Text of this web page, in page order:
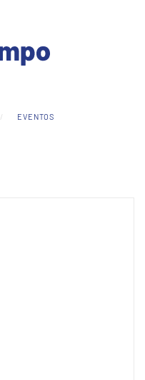
EVENTOS